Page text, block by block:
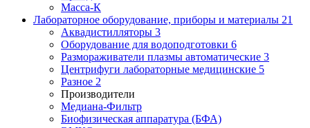
Масса-К
Лабораторное оборудование, приборы и материалы 21
Аквадистилляторы 3
Оборудование для водоподготовки 6
Размораживатели плазмы автоматические 3
Центрифуги лабораторные медицинские 5
Разное 2
Производители
Медиана-Фильтр
Биофизическая аппаратура (БФА)